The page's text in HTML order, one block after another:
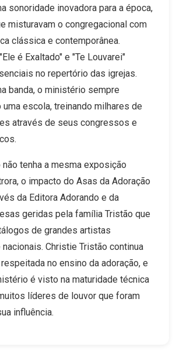
sonoridade inovadora para a época,
misturavam o congregacional com
clássica e contemporânea.
é Exaltado" e "Te Louvarei"
no repertório das igrejas.
banda, o ministério sempre
escola, treinando milhares de
através de seus congressos e
não tenha a mesma exposição
o impacto do Asas da Adoração
da Editora Adorando e da
geridas pela família Tristão que
de grandes artistas
Christie Tristão continua
no ensino da adoração, e
é visto na maturidade técnica
líderes de louvor que foram
influência.